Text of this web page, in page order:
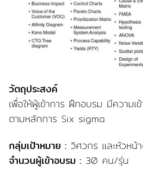
วัตถุประสงค์
เพื่อให้ผู้เข้าการ ฝึกอบรม มีความเ
ตามหลักการ Six sigma
กลุ่มเป้าหมาย : วิศวกร และหัวหน้
จำนวนผู้เข้าอบรม : 30 คน/รุ่น